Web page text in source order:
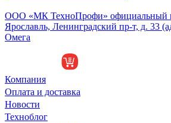
ООО «МК ТехноПрофи» официальный
Ярославль, Ленинградский пр-т, д. 33
Омега
Компания
Оплата и доставка
Новости
Техноблог